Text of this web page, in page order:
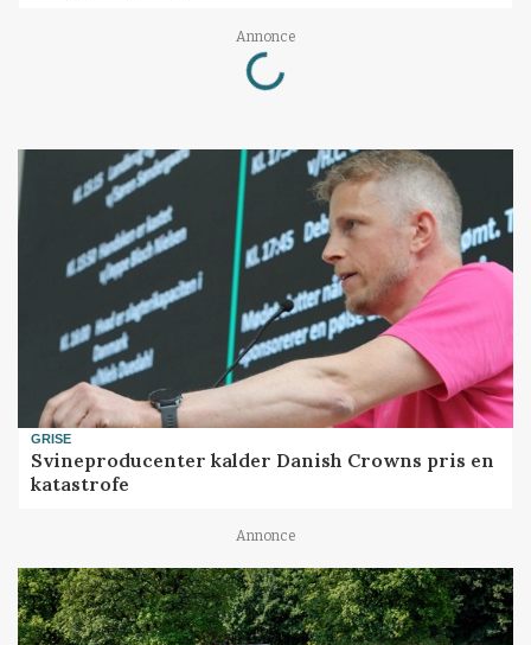
Annonce
Loading...
GRISE
Svineproducenter kalder Danish Crowns pris en
katastrofe
Annonce